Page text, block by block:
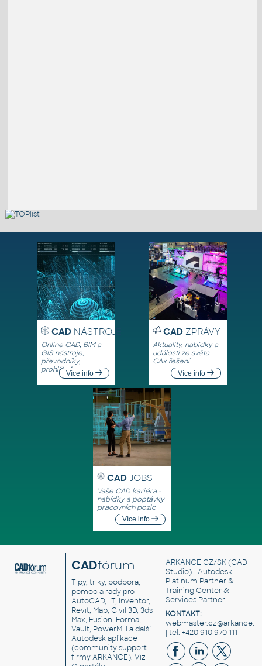
CADNÁSTROJE
Online CAD, BIM a
GIS nástroje,
převodníky,
prohlížečeVíce info
CADZPRÁVY
Aktuality, nabídky a
události ze světa
CAx řešení
Více info
CAD JOBS
Vaše CAD kariéra -
nabídky a poptávky
pracovních pozic
Více info
CADfórum
Tipy, triky, podpora,
pomoc a rady pro
AutoCAD, LT, Inventor,
Revit, Map, Civil 3D, 3ds
Max, Fusion, Forma,
Vault, PowerMill a další
Autodesk aplikace
(community support
firmy ARKANCE). Viz
ARKANCE CZ/SK(CAD
Studio) - Autodesk
Platinum Partner &
Training Center &
Services Partner
KONTAKT:
| tel. +420 910 970 111